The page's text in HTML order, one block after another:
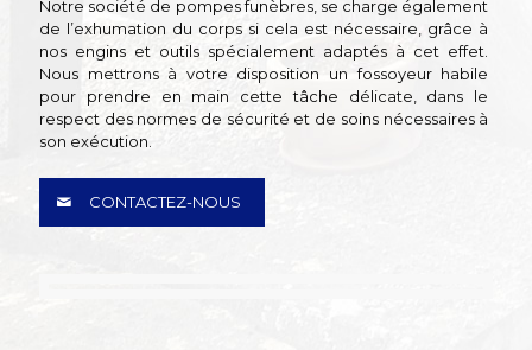
Notre société de pompes funèbres, se charge également
de l’exhumation du corps si cela est nécessaire, grâce à
nos engins et outils spécialement adaptés à cet effet.
Nous mettrons à votre disposition un fossoyeur habile
pour prendre en main cette tâche délicate, dans le
respect des normes de sécurité et de soins nécessaires à
son exécution.
CONTACTEZ-NOUS